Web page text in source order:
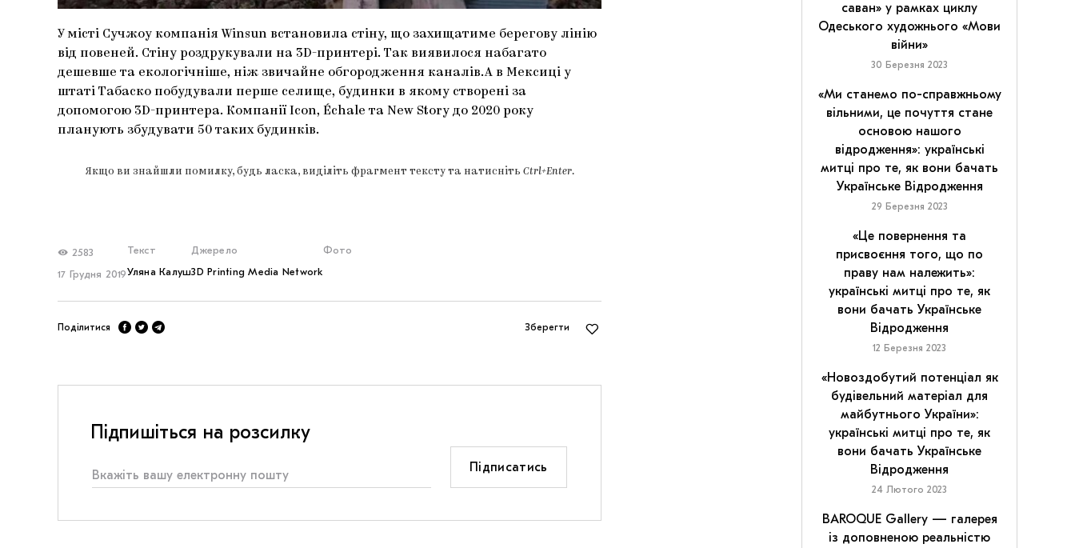
У місті Сучжоу компанія Winsun встановила стіну, що захищатиме берегову лінію
від повеней. Стіну роздрукували на 3D-принтері. Так виявилося набагато
дешевше та екологічніше, ніж звичайне обгородження каналів.А в Мексиці у
штаті Табаско побудували перше селище, будинки в якому створені за
допомогою 3D-принтера. Компанії Icon, Échale та New Story до 2020 року
планують збудувати 50 таких будинків.
Якщо ви знайшли помилку, будь ласка, виділіть фрагмент тексту та натисніть Ctrl+Enter.
2583
17 Грудня 2019
Текст
Уляна Калуш
Джерело
3D Printing Media Network
Фото
Поділитися Зберегти
Підпишіться на розсилку
Підписатись
саван» у рамках циклу
Одеського художнього «Мови
війни»
30 Березня 2023
«Ми станемо по-справжньому
вільними, це почуття стане
основою нашого
відродження»: українські
митці про те, як вони бачать
Українське Відродження
29 Березня 2023
«Це повернення та
присвоєння того, що по
праву нам належить»:
українські митці про те, як
вони бачать Українське
Відродження
12 Березня 2023
«Новоздобутий потенціал як
будівельний матеріал для
майбутнього України»:
українські митці про те, як
вони бачать Українське
Відродження
24 Лютого 2023
BAROQUE Gallery — галерея
із доповненою реальністю